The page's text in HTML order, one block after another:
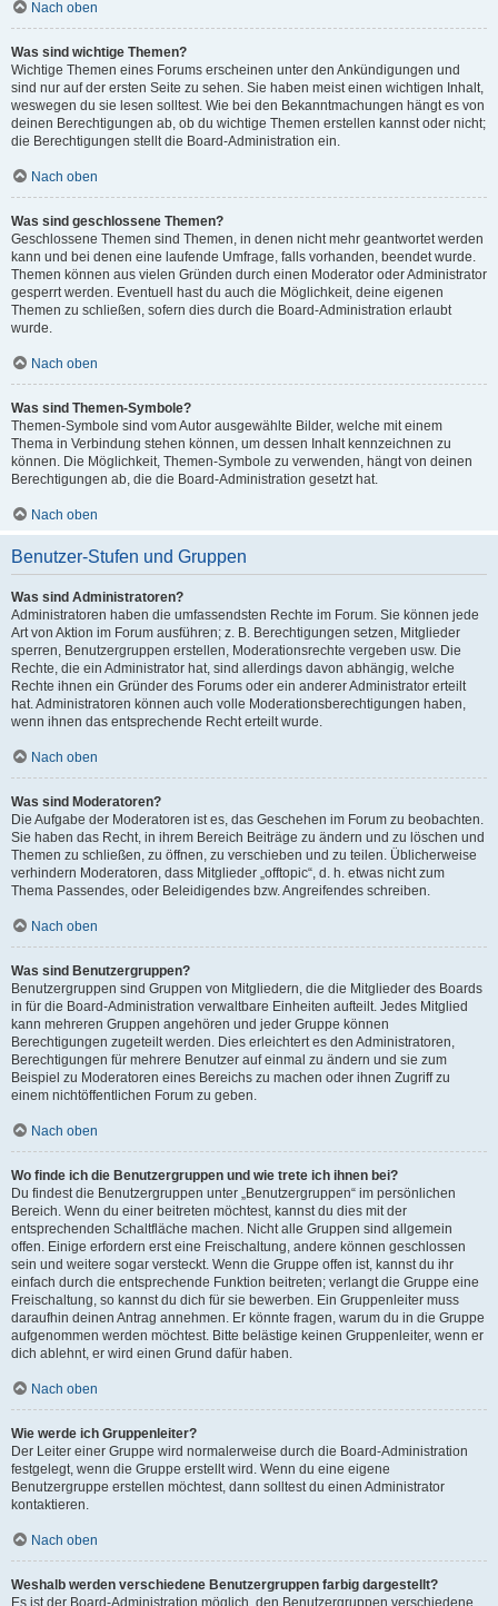
Nach oben
Was sind wichtige Themen?
Wichtige Themen eines Forums erscheinen unter den Ankündigungen und
sind nur auf der ersten Seite zu sehen. Sie haben meist einen wichtigen Inhalt,
weswegen du sie lesen solltest. Wie bei den Bekanntmachungen hängt es von
deinen Berechtigungen ab, ob du wichtige Themen erstellen kannst oder nicht;
die Berechtigungen stellt die Board-Administration ein.
Nach oben
Was sind geschlossene Themen?
Geschlossene Themen sind Themen, in denen nicht mehr geantwortet werden
kann und bei denen eine laufende Umfrage, falls vorhanden, beendet wurde.
Themen können aus vielen Gründen durch einen Moderator oder Administrator
gesperrt werden. Eventuell hast du auch die Möglichkeit, deine eigenen
Themen zu schließen, sofern dies durch die Board-Administration erlaubt
wurde.
Nach oben
Was sind Themen-Symbole?
Themen-Symbole sind vom Autor ausgewählte Bilder, welche mit einem
Thema in Verbindung stehen können, um dessen Inhalt kennzeichnen zu
können. Die Möglichkeit, Themen-Symbole zu verwenden, hängt von deinen
Berechtigungen ab, die die Board-Administration gesetzt hat.
Nach oben
Benutzer-Stufen und Gruppen
Was sind Administratoren?
Administratoren haben die umfassendsten Rechte im Forum. Sie können jede
Art von Aktion im Forum ausführen; z. B. Berechtigungen setzen, Mitglieder
sperren, Benutzergruppen erstellen, Moderationsrechte vergeben usw. Die
Rechte, die ein Administrator hat, sind allerdings davon abhängig, welche
Rechte ihnen ein Gründer des Forums oder ein anderer Administrator erteilt
hat. Administratoren können auch volle Moderationsberechtigungen haben,
wenn ihnen das entsprechende Recht erteilt wurde.
Nach oben
Was sind Moderatoren?
Die Aufgabe der Moderatoren ist es, das Geschehen im Forum zu beobachten.
Sie haben das Recht, in ihrem Bereich Beiträge zu ändern und zu löschen und
Themen zu schließen, zu öffnen, zu verschieben und zu teilen. Üblicherweise
verhindern Moderatoren, dass Mitglieder „offtopic“, d. h. etwas nicht zum
Thema Passendes, oder Beleidigendes bzw. Angreifendes schreiben.
Nach oben
Was sind Benutzergruppen?
Benutzergruppen sind Gruppen von Mitgliedern, die die Mitglieder des Boards
in für die Board-Administration verwaltbare Einheiten aufteilt. Jedes Mitglied
kann mehreren Gruppen angehören und jeder Gruppe können
Berechtigungen zugeteilt werden. Dies erleichtert es den Administratoren,
Berechtigungen für mehrere Benutzer auf einmal zu ändern und sie zum
Beispiel zu Moderatoren eines Bereichs zu machen oder ihnen Zugriff zu
einem nichtöffentlichen Forum zu geben.
Nach oben
Wo finde ich die Benutzergruppen und wie trete ich ihnen bei?
Du findest die Benutzergruppen unter „Benutzergruppen“ im persönlichen
Bereich. Wenn du einer beitreten möchtest, kannst du dies mit der
entsprechenden Schaltfläche machen. Nicht alle Gruppen sind allgemein
offen. Einige erfordern erst eine Freischaltung, andere können geschlossen
sein und weitere sogar versteckt. Wenn die Gruppe offen ist, kannst du ihr
einfach durch die entsprechende Funktion beitreten; verlangt die Gruppe eine
Freischaltung, so kannst du dich für sie bewerben. Ein Gruppenleiter muss
daraufhin deinen Antrag annehmen. Er könnte fragen, warum du in die Gruppe
aufgenommen werden möchtest. Bitte belästige keinen Gruppenleiter, wenn er
dich ablehnt, er wird einen Grund dafür haben.
Nach oben
Wie werde ich Gruppenleiter?
Der Leiter einer Gruppe wird normalerweise durch die Board-Administration
festgelegt, wenn die Gruppe erstellt wird. Wenn du eine eigene
Benutzergruppe erstellen möchtest, dann solltest du einen Administrator
kontaktieren.
Nach oben
Weshalb werden verschiedene Benutzergruppen farbig dargestellt?
Es ist der Board-Administration möglich, den Benutzergruppen verschiedene